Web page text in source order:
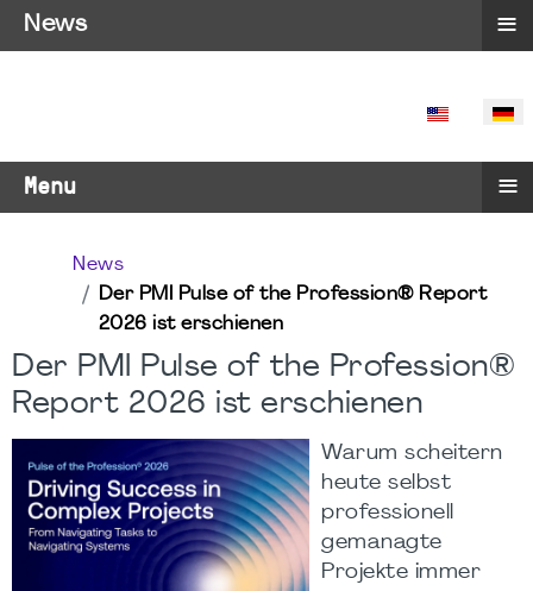
SPRACHE
Menu ≡
News
Der PMI Pulse of the Profession® Report
2026 ist erschienen
Der PMI Pulse of the Profession®
Report 2026 ist erschienen
Warum scheitern
heute selbst
professionell
gemanagte
Projekte immer
News ≡